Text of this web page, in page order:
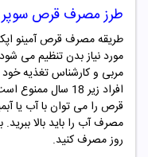
طرز مصرف قرص سوپر
طریقه مصرف قرص آمینو
مورد نیاز بدن تنظیم می
مربی و کارشناس تغذیه
قرص را می توان با آب یا
روز مصرف کنید.